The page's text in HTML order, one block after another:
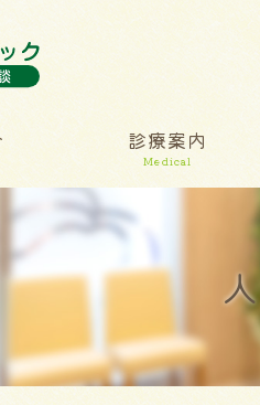
診療案内
Medical